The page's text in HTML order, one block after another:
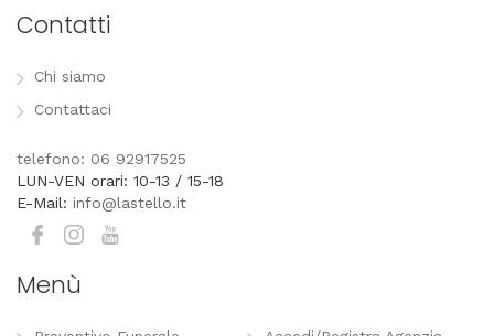
Contatti
Chi siamo
Contattaci
telefono: 06 92917525
LUN-VEN orari: 10-13 / 15-18
E-Mail: info@lastello.it
Menù